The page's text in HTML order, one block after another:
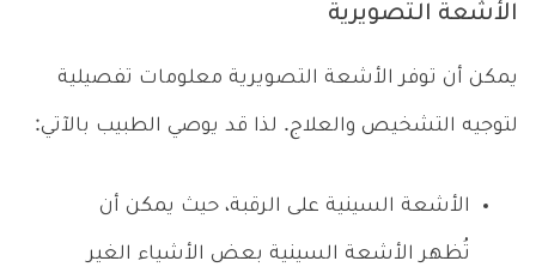
الأشعة التصويرية
يمكن أن توفر الأشعة التصويرية معلومات تفصيلية
لتوجيه التشخيص والعلاج. لذا قد يوصي الطبيب بالآتي:
الأشعة السينية على الرقبة، حيث يمكن أن
تُظهر الأشعة السينية بعض الأشياء الغير